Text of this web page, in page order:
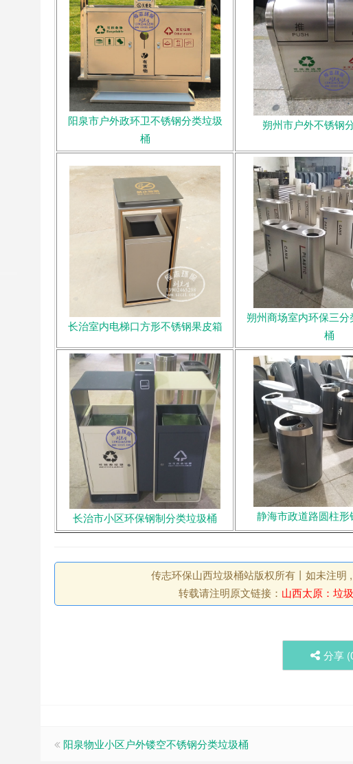
阳泉市户外政环卫不锈钢分类垃圾
桶
朔州市户外不锈钢
长治室内电梯口方形不锈钢果皮箱
朔州商场室内环保三分
桶
长治市小区环保钢制分类垃圾桶 静海市政道路圆柱形
传志环保山西垃圾桶站版权所有丨如未注明
转载请注明原文链接： 山西太原：垃
分享 (
阳泉物业小区户外镂空不锈钢分类垃圾桶